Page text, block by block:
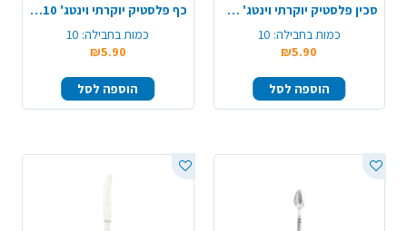
סכין פלסטיק יוקרתי וינטג' 10 יח' - שקוף
כמות בחבילה: 10
₪5.90
הוספה לסל
כף פלסטיק יוקרתי וינטג' 10 יח' - שקוף
כמות בחבילה: 10
₪5.90
הוספה לסל